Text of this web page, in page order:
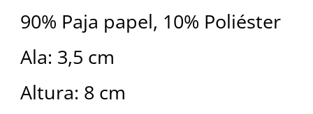
90% Paja papel, 10% Poliéster
Ala: 3,5 cm
Altura: 8 cm